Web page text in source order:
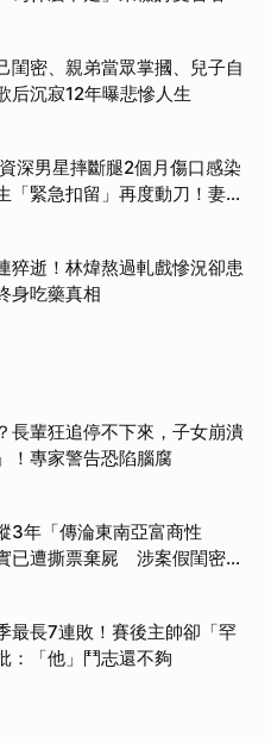
閨密、親弟當眾掌摑、兒子自
沉寂12年曝悲慘人生
深男星摔斷腿2個月傷口感染
緊急扣留」再度動刀！妻心
猝逝！林煒熬過軋戲慘況卻患
吃藥真相
長輩狂追停不下來，子女崩潰
！專家警告恐陷腦腐
3年「傳淪東南亞富商性
已遭撕票棄屍 涉案假閨密近
最長7連敗！賽後主帥卻「罕
：「他」鬥志還不夠